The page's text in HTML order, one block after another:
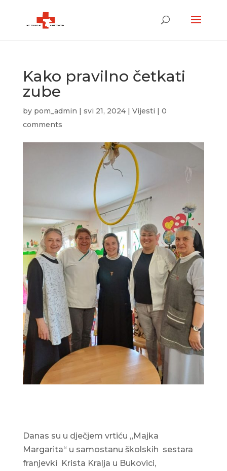
Kako pravilno četkati
zube
by pom_admin | svi 21, 2024| Vijesti | 0
comments
Danas su u dječjem vrtiću „Majka
Margarita“ u samostanu školskih sestara
franjevki Krista Kralja u Bukovici,